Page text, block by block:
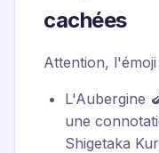
cachées
Attention,
L'Aubergine
une
Shigetaka